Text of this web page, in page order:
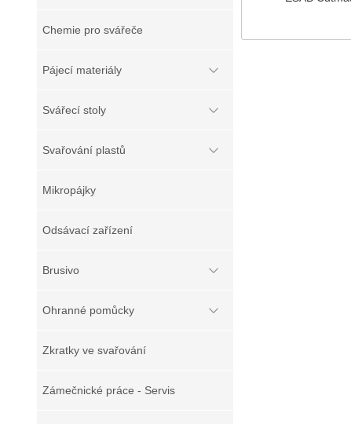
Chemie pro svářeče
Pájecí materiály
Svářecí stoly
Svařování plastů
Mikropájky
Odsávací zařízení
Brusivo
Ohranné pomůcky
Zkratky ve svařování
Zámečnické práce - Servis